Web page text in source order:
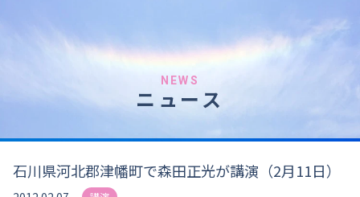
NEWS
ニュース
石川県河北郡津幡町で森田正光が講演（2月11日）